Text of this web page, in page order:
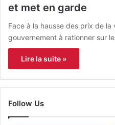
et met en garde
Face à la hausse des prix de
gouvernement à rationner sur
Lire la suite »
Follow Us